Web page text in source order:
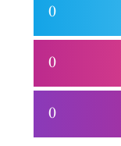
0
0
0